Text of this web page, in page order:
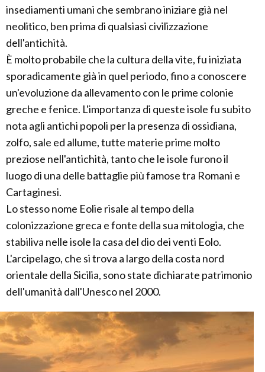
insediamenti umani che sembrano iniziare già nel
neolitico, ben prima di qualsiasi civilizzazione
dell'antichità.
È molto probabile che la cultura della vite, fu iniziata
sporadicamente già in quel periodo, fino a conoscere
un'evoluzione da allevamento con le prime colonie
greche e fenice. L'importanza di queste isole fu subito
nota agli antichi popoli per la presenza di ossidiana,
zolfo, sale ed allume, tutte materie prime molto
preziose nell'antichità, tanto che le isole furono il
luogo di una delle battaglie più famose tra Romani e
Cartaginesi.
Lo stesso nome Eolie risale al tempo della
colonizzazione greca e fonte della sua mitologia, che
stabiliva nelle isole la casa del dio dei venti Eolo.
L'arcipelago, che si trova a largo della costa nord
orientale della Sicilia, sono state dichiarate patrimonio
dell'umanità dall'Unesco nel 2000.